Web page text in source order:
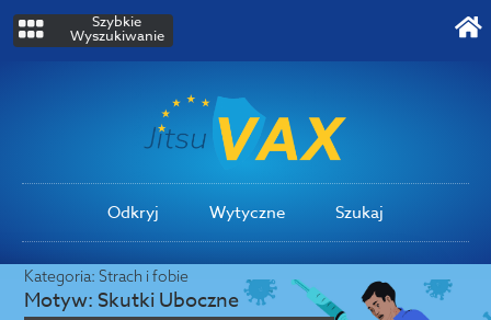
Szybkie
Wyszukiwanie
Odkryj Wytyczne Szukaj
Kategoria:Strach i fobie
Motyw:Skutki Uboczne